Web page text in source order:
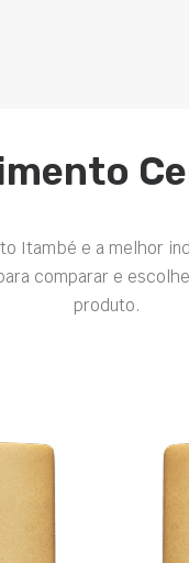
Itambé e a melhor
comparar e
produto.